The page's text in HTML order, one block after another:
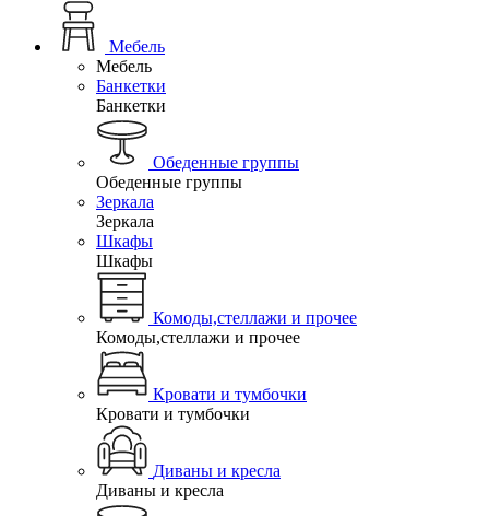
Мебель
Мебель
Банкетки
Банкетки
Обеденные группы
Обеденные группы
Зеркала
Зеркала
Шкафы
Шкафы
Комоды,стеллажи и прочее
Комоды,стеллажи и прочее
Кровати и тумбочки
Кровати и тумбочки
Диваны и кресла
Диваны и кресла